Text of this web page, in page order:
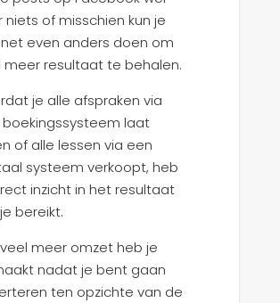
niets of misschien kun je
even anders doen om
meer resultaat te behalen.
je alle afspraken via
boekingssysteem laat
of alle lessen via een
systeem verkoopt, heb
inzicht in het resultaat
bereikt.
meer omzet heb je
nadat je bent gaan
ten opzichte van de